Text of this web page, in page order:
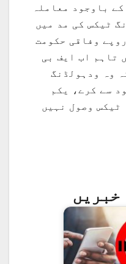
باوجود معاملہ
ٹیکس کی مد میں
وفاقی حکومت
تاہم اب ایف بی
وہ ودہولڈنگ
سے کرے، یکم
ٹیکس وصول نہیں
خبریں